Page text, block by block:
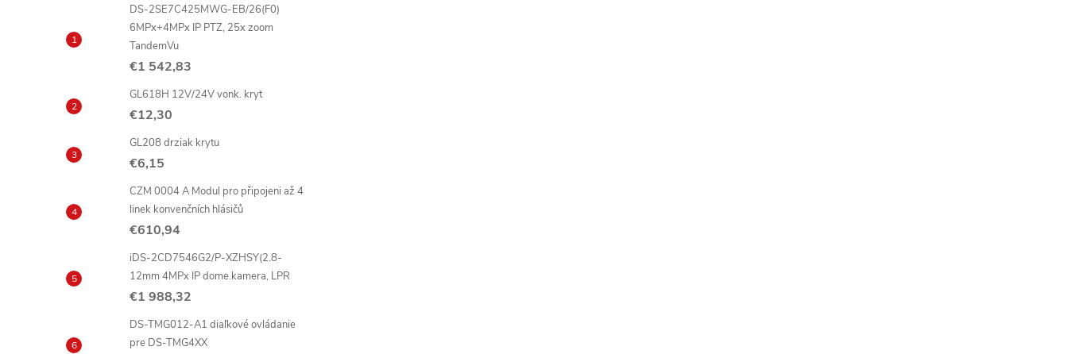
DS-2SE7C425MWG-EB/26(F0)
6MPx+4MPx IP PTZ, 25x zoom
TandemVu
€1 542,83
GL618H 12V/24V vonk. kryt
€12,30
GL208 drziak krytu
€6,15
CZM 0004 A Modul pro připojeni až 4
linek konvenčních hlásičů
€610,94
iDS-2CD7546G2/P-XZHSY(2.8-
12mm 4MPx IP dome.kamera, LPR
€1 988,32
DS-TMG012-A1 diaľkové ovládanie
pre DS-TMG4XX